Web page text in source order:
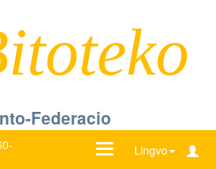
Federacio
Lingvo
Ŝanĝu